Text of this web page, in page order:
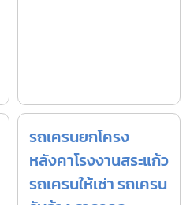
รถเครนยกโครง
หลังคาโรงงานสระแก้ว
รถเครนให้เช่า รถเครน